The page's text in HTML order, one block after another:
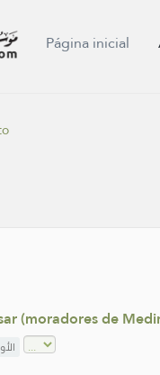
Página inicial
(moradores de